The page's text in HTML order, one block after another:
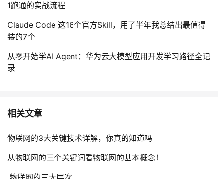
1跑通的实战流程
Claude Code 这16个官方Skill，用了半年我总结出最值得
装的7个
从零开始学AI Agent：华为云大模型应用开发学习路径全记
录
相关文章
物联网的3大关键技术详解，你真的知道吗
从物联网的三个关键词看物联网的基本概念！